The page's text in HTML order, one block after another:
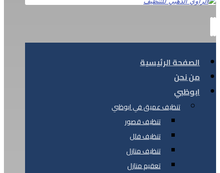
الصفحة الرئيسية
من نحن
ابوظبي
تنظيف عميق في ابوظبي
تنظيف قصور
تنظيف فلل
تنظيف منازل
تعقيم منازل